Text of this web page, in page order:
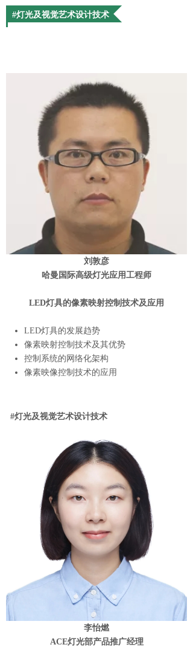
#灯光及视觉艺术设计技术
刘敦彦
哈曼国际高级灯光应用工程师
LED灯具的像素映射控制技术及应用
LED灯具的发展趋势
像素映射控制技术及其优势
控制系统的网络化架构
像素映像控制技术的应用
#灯光及视觉艺术设计技术
李怡燃
ACE灯光部产品推广经理